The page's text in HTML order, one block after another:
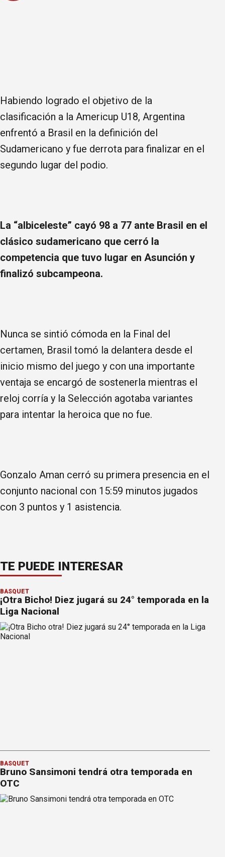
Habiendo logrado el objetivo de la
clasificación a la Americup U18, Argentina
enfrentó a Brasil en la definición del
Sudamericano y fue derrota para finalizar en el
segundo lugar del podio.
La “albiceleste” cayó 98 a 77 ante Brasil en el
clásico sudamericano que cerró la
competencia que tuvo lugar en Asunción y
finalizó subcampeona.
Nunca se sintió cómoda en la Final del
certamen, Brasil tomó la delantera desde el
inicio mismo del juego y con una importante
ventaja se encargó de sostenerla mientras el
reloj corría y la Selección agotaba variantes
para intentar la heroica que no fue.
Gonzalo Aman cerró su primera presencia en el
conjunto nacional con 15:59 minutos jugados
con 3 puntos y 1 asistencia.
TE PUEDE INTERESAR
BÁSQUET
¡Otra Bicho! Diez jugará su 24° temporada en la
Liga Nacional
BÁSQUET
Bruno Sansimoni tendrá otra temporada en
OTC